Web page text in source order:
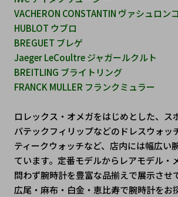
VACHERON CONSTANTIN ヴァシュロン
HUBLOT ウブロ
BREGUET ブレゲ
Jaeger LeCoultre ジャガールクルト
BREITLING ブライトリング
FRANCK MULLER フランクミュラー
ロレックス・オメガをはじめとした、ス
パテックフィリップなどのドレスウォッ
ティークウォッチなど、店内には幅広い
ています。定番モデルからレアモデル・
問わず腕時計を豊富な品揃えで展示させ
広尾・麻布・白金・恵比寿で腕時計をお